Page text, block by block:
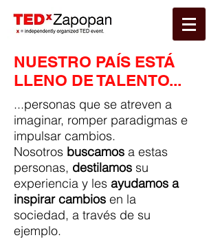
NUESTRO PAÍS ESTÁ
LLENO DE TALENTO...
...personas que se atreven a
imaginar, romper paradigmas e
impulsar cambios.
Nosotros buscamos a estas
personas, destilamos su
experiencia y les ayudamos a
inspirar cambios en la
sociedad, a través de su
ejemplo.